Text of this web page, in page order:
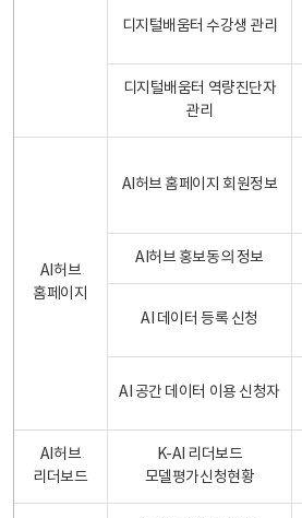
디지털배움터 수강생 관리
디지털배움터 역량진단자
관리
AI허브
홈페이지
AI허브 홈페이지 회원정보
AI허브 홍보동의 정보
AI 데이터 등록 신청
AI 공간 데이터 이용 신청자
AI허브
리더보드
K-AI 리더보드
모델평가신청현황